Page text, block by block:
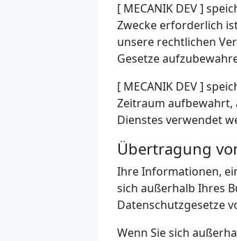
[ MECANIK DEV ]
Zwecke erforderlich
unsere rechtlichen
Gesetze
[ MECANIK DEV ]
Zeitraum aufbewahrt,
Dienstes verwendet
Übertragung
Ihre Informationen,
sich außerhalb Ihres
Datenschutzgesetze
Wenn Sie sich